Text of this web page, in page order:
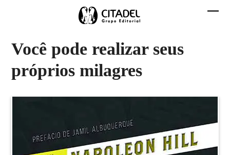
Você pode realizar seus
próprios milagres